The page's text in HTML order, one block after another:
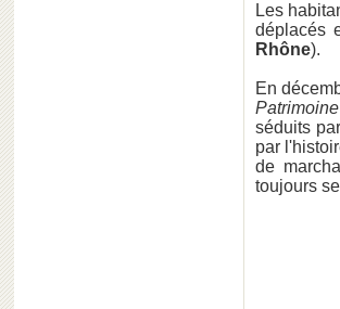
Les
déplacés
Rhône).
En
séduits
par
de
toujours